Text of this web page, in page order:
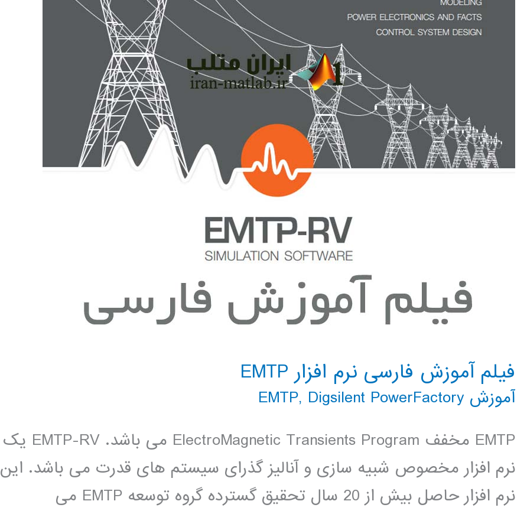
فیلم آموزش فارسی نرم افزار EMTP
آموزش EMTP , Digsilent PowerFactory
EMTP مخفف ElectroMagnetic Transients Program می باشد. EMTP-RV یک
نرم افزار مخصوص شبیه سازی و آنالیز گذرای سیستم های قدرت می باشد. این
نرم افزار حاصل بیش از 20 سال تحقیق گسترده گروه توسعه EMTP می